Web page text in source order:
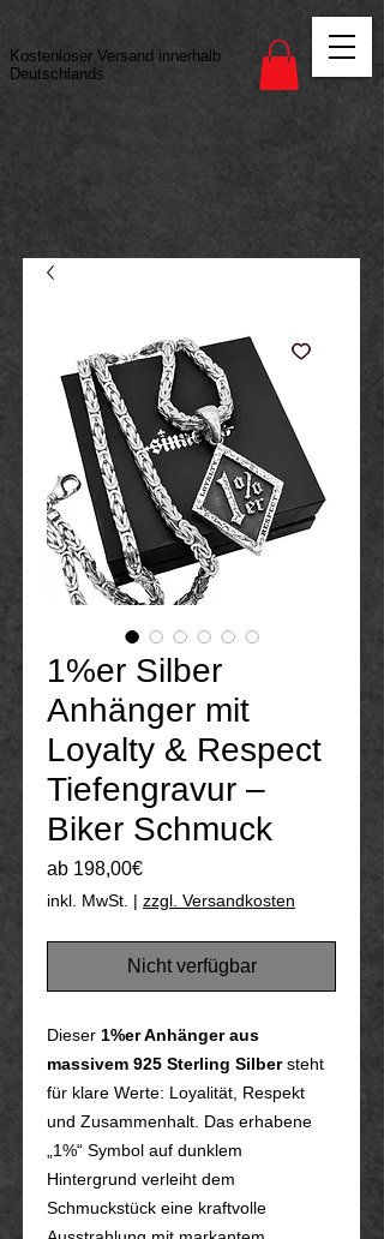
Kostenloser Versand innerhalb
Deutschlands
1%er Silber
Anhänger mit
Loyalty & Respect
Tiefengravur –
Biker Schmuck
ab 198,00€Sale-
inkl. MwSt. | zzgl. Versandkosten
Nicht verfügbar
Dieser 1%er Anhänger aus
massivem 925 Sterling Silbersteht
für klare Werte: Loyalität, Respekt
und Zusammenhalt. Das erhabene
„1%“ Symbol auf dunklem
Hintergrund verleiht dem
Schmuckstück eine kraftvolle